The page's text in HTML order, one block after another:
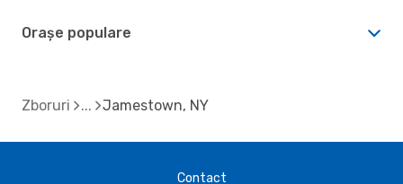
Orașe populare
Zboruri Jamestown, NY
Contact